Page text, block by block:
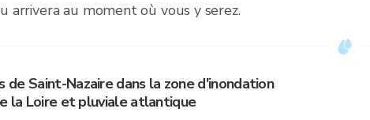
arrivera au moment où vous y serez.
de Saint-Nazaire dans la zone d'inondation
la Loire et pluviale atlantique